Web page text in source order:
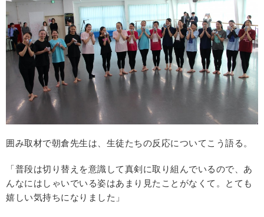
囲み取材で朝倉先生は、生徒たちの反応についてこう語る。
「普段は切り替えを意識して真剣に取り組んでいるので、あ
んなにはしゃいでいる姿はあまり見たことがなくて。とても
嬉しい気持ちになりました」